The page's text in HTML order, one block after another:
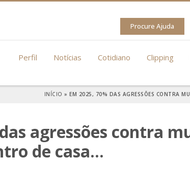
Procure Ajuda
Perfil Notícias Cotidiano Clipping
INÍCIO »EM 2025, 70% DAS AGRESSÕES CONTRA
agressões contra
de casa…